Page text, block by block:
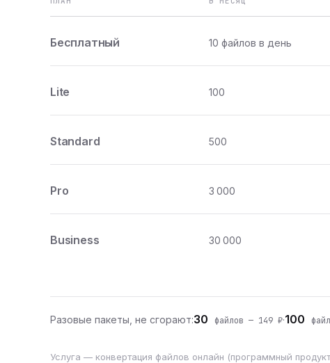
Бесплатный 10 файлов в день
Lite 100
Standard 500
Pro 3 000
Business 30 000
Разовые пакеты, не сгорают:30 файлов — 149 ₽·100
Услуга — конвертация файлов онлайн (программный